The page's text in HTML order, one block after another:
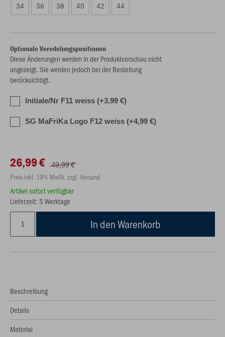
34 36 38 40 42 44
Optionale Veredelungspositionen
Diese Änderungen werden in der Produktvorschau nicht
angezeigt. Sie werden jedoch bei der Bestellung
berücksichtigt.
Initiale/Nr F11 weiss (+3,99 €)
SG MaFriKa Logo F12 weiss (+4,99 €)
26,99 € 49,99 €
Preis inkl. 19% MwSt. zzgl. Versand
Artikel sofort verfügbar
Lieferzeit: 5 Werktage
In den Warenkorb
Beschreibung
Details
Material